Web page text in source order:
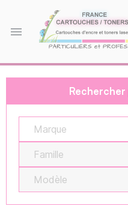
menu
Marque
Famille
Modèle